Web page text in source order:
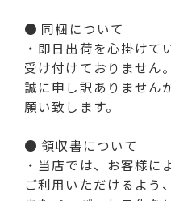
● 同梱について
・即日出荷を心掛けて
受け付けておりません。
誠に申し訳ありません
願い致します。
● 領収書について
・当店では、お客様に
ご利用いただけるよう